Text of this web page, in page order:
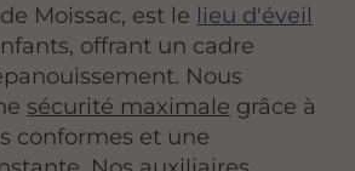
Moissac, est le lieu d'éveil
offrant un cadre
Nous
sécurité maximale grâce à
conformes et une